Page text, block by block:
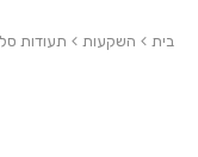
בית השקעות תעודות סל